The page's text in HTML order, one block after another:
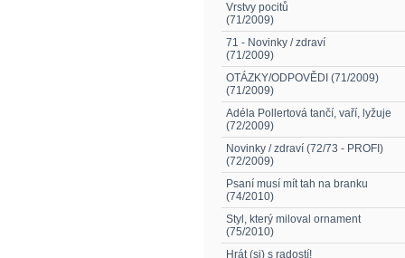
Vrstvy pocitů
(71/2009)
71 - Novinky / zdraví
(71/2009)
OTÁZKY/ODPOVĚDI (71/2009)
(71/2009)
Adéla Pollertová tančí, vaří, lyžuje
(72/2009)
Novinky / zdraví (72/73 - PROFI)
(72/2009)
Psaní musí mít tah na branku
(74/2010)
Styl, který miloval ornament
(75/2010)
Hrát (si) s radostí!